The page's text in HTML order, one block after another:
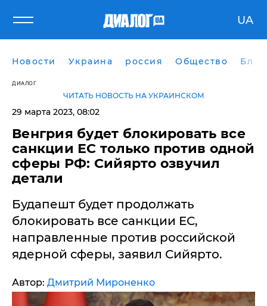
UA
Новости Украина россия Общество
ДИАЛОГ
ЧИТАТЬ НОВОСТЬ НА УКРАИНСКОМ
29 марта 2023, 08:02
​Венгрия будет блокировать все
санкции ЕС только против одной
сферы РФ: Сийярто озвучил
детали
Будапешт будет продолжать
блокировать все санкции ЕС,
направленные против российской
ядерной сферы, заявил Сийярто.
Автор: Дмитрий Мироненко